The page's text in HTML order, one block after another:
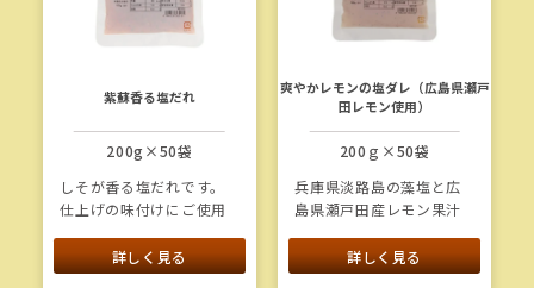
紫蘇香る塩だれ
200g×50袋
しそが香る塩だれです。
仕上げの味付けにご使用
詳しく見る
爽やかレモンの塩ダレ（広島県瀬戸
田レモン使用）
200ｇ×50袋
兵庫県淡路島の藻塩と広
島県瀬戸田産レモン果汁
味と旨味のある塩だれで
す。
詳しく見る